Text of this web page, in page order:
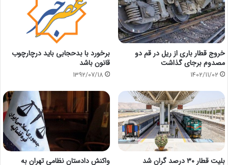
خروج قطار باری از ریل در قم دو
مصدوم برجای گذاشت
1402/11/02
برخورد با بدحجابی باید درچارچوب
قانون باشد
1392/07/18
بلیت قطار ۳۰ درصد گران شد
واکنش دادستان نظامی تهران به